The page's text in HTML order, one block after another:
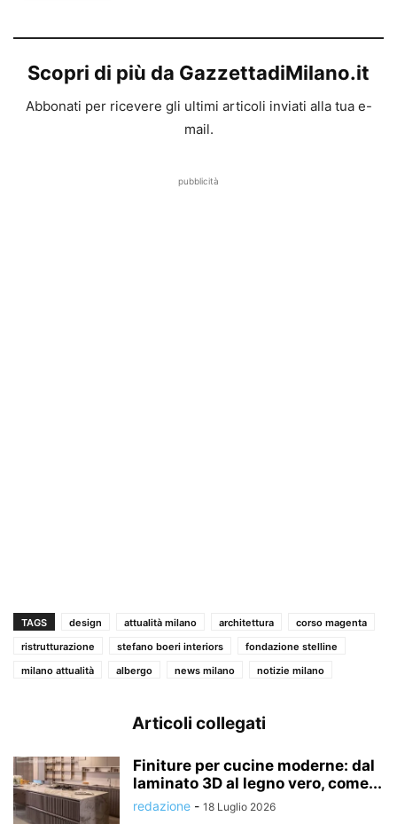
Scopri di più da GazzettadiMilano.it
Abbonati per ricevere gli ultimi articoli inviati alla tua e-
mail.
pubblicità
TAGS design attualità milano architettura
corso magenta
ristrutturazione
stefano boeri interiors
fondazione stelline
milano attualità
albergo news milano notizie milano
Articoli collegati
Finiture per cucine moderne: dal
laminato 3D al legno vero, come...
redazione - 18 Luglio 2026